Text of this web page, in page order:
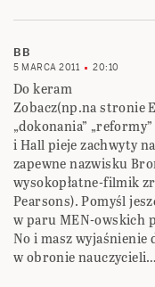
BB
5 MARCA 2011 20:10
Do keram
Zobacz(np.na stronie
„dokonania”
i Hall pieje zachwyty
zapewne nazwisku
wysokopłatne-filmik
Pearsons). Pomyśl
w paru MEN-owskich
No i masz wyjaśnienie
w obronie